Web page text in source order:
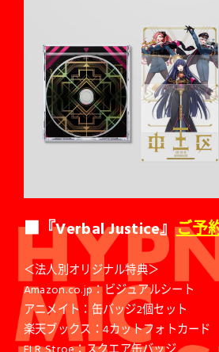
■『Verbal Justice』ご予
＜法人別オリジナル特典＞
Amazon.co.jp：ビジュアルシート
アニメイト：缶バッジ2個セット
楽天ブックス：4カットフォトカード
ELR Stroe：スクエア缶バッジ